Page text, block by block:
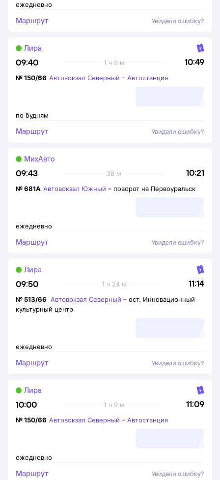
ежедневно
Маршрут Увидели ошибку?
09:40 10:49
1 ч 9 м
Лира
по будням
№150/66 Автовокзал Северный – Автостанция
Маршрут Увидели ошибку?
09:43 10:21
38 м
МихАвто
ежедневно
№681А Автовокзал Южный – поворот на Первоуральск
Маршрут Увидели ошибку?
09:50 11:14
1 ч 24 м
Лира
ежедневно
№ 513/66 Автовокзал Северный – ост. Инновационный
культурный центр
Маршрут Увидели ошибку?
10:00 11:09
1 ч 9 м
Лира
ежедневно
№150/66 Автовокзал Северный – Автостанция
Маршрут Увидели ошибку?